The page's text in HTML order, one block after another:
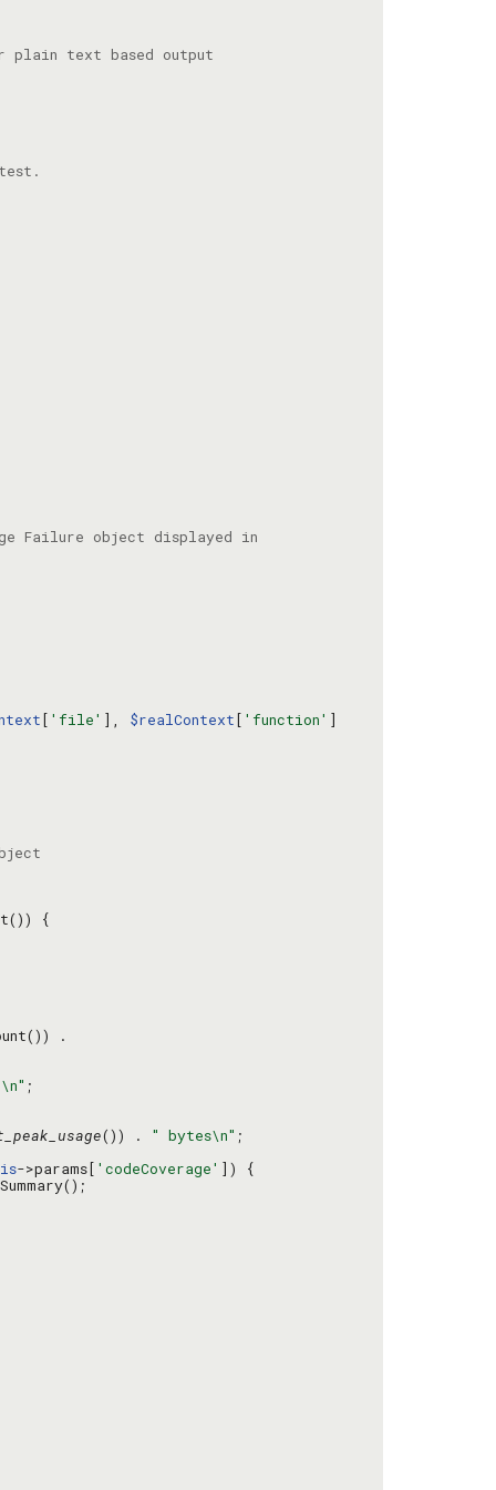
[ 'file' ], $realContext[ 'function'
()) . " bytes\n"
->params[ 'codeCoverage'